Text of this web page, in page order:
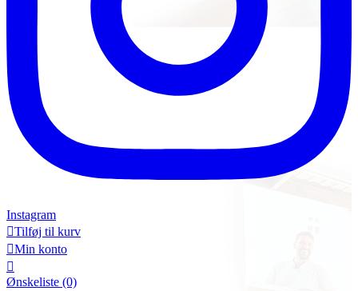
Instagram
Tilføj til kurv
Min konto

Ønskeliste (0)